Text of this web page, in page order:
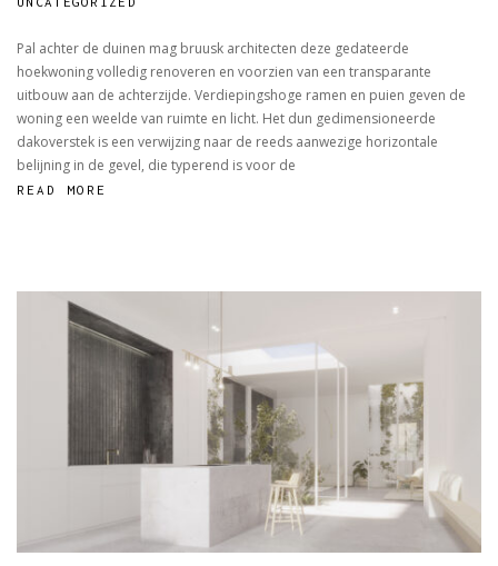
VAN
POOT
Pal achter de duinen mag bruusk architecten deze gedateerde
hoekwoning volledig renoveren en voorzien van een transparante
uitbouw aan de achterzijde. Verdiepingshoge ramen en puien geven de
woning een weelde van ruimte en licht. Het dun gedimensioneerde
dakoverstek is een verwijzing naar de reeds aanwezige horizontale
belijning in de gevel, die typerend is voor de
READ MORE